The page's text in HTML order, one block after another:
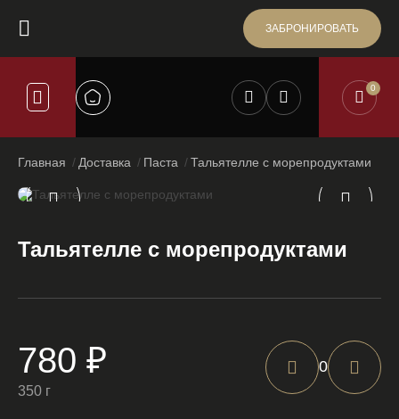
ЗАБРОНИРОВАТЬ
0
Главная Доставка Паста Тальятелле с морепродуктами
Тальятелле с морепродуктами
780 ₽
350 г
0